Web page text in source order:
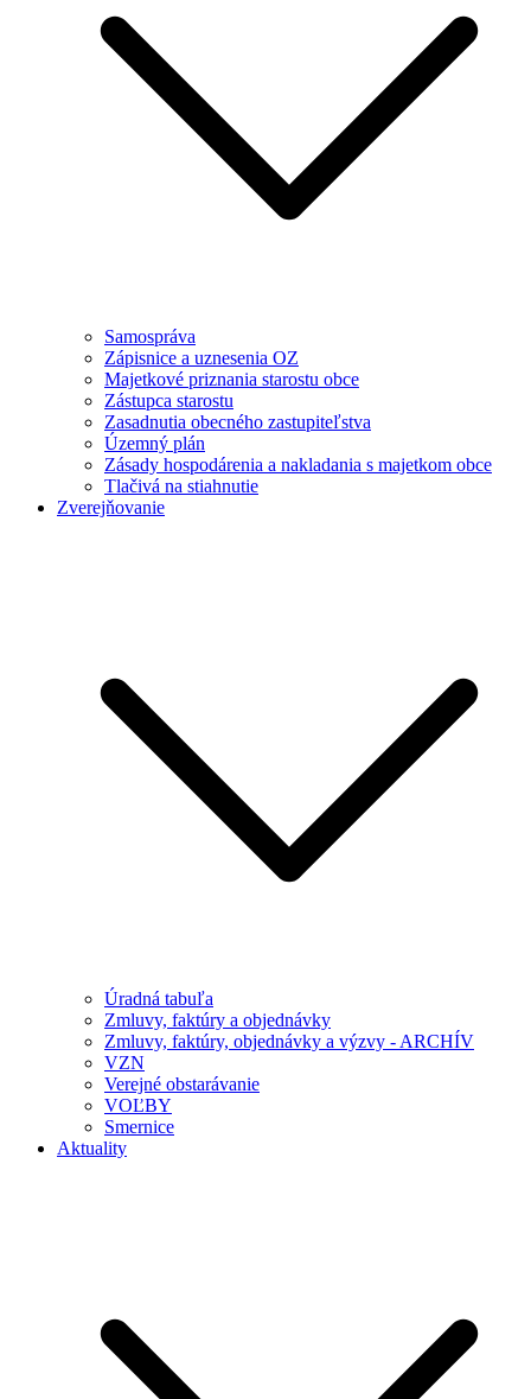
Samospráva
Zápisnice a uznesenia OZ
Majetkové priznania starostu obce
Zástupca starostu
Zasadnutia obecného zastupiteľstva
Územný plán
Zásady hospodárenia a nakladania s majetkom obce
Tlačivá na stiahnutie
Zverejňovanie
Úradná tabuľa
Zmluvy, faktúry a objednávky
Zmluvy, faktúry, objednávky a výzvy - ARCHÍV
VZN
Verejné obstarávanie
VOĽBY
Smernice
Aktuality